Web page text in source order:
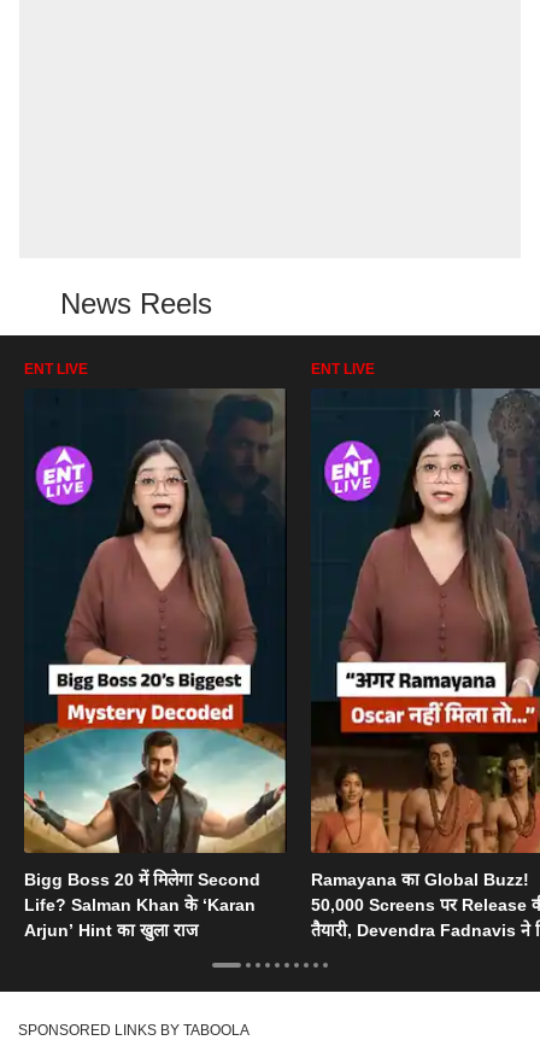
News Reels
ENT LIVE
Bigg Boss 20 में मिलेगा Second
Life? Salman Khan के ‘Karan
Arjun’ Hint का खुला राज
ENT LIVE
Ramayana का Global Buzz!
50,000 Screens पर Release
तैयारी, Devendra Fadnavis ने
SPONSORED LINKS BY TABOOLA